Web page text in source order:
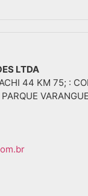
LTDA
44 KM 75; :